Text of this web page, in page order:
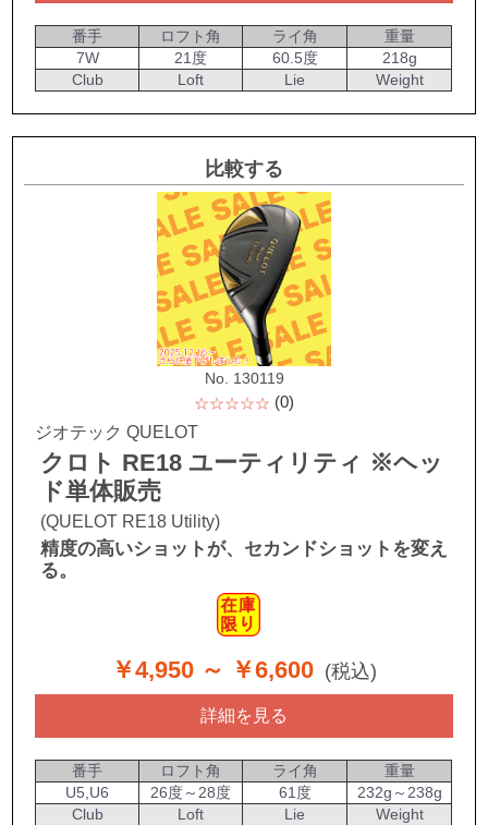
番手 ロフト角 ライ角
重量
7W
21度 60.5度
218g
Club
Loft Lie Weight
比較する
No. 130119
☆☆☆☆☆ (0)
ジオテック QUELOT
クロト RE18 ユーティリティ ※ヘッ
ド単体販売
(QUELOT RE18 Utility)
精度の高いショットが、セカンドショットを変え
る。
￥4,950 ～ ￥6,600 (税込)
詳細を見る
番手 ロフト角 ライ角
重量
U5,U6
26度～28度 61度
232g～238g
Club
Loft Lie Weight